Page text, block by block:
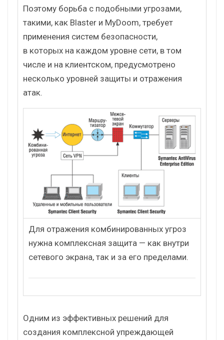
Поэтому борьба с подобными угрозами,
такими, как Blaster и MyDoom, требует
применения систем безопасности,
в которых на каждом уровне сети, в том
числе и на клиентском, предусмотрено
несколько уровней защиты и отражения
атак.
Для отражения комбинированных угроз
нужна комплексная защита — как внутри
сетевого экрана, так и за его пределами.
Одним из эффективных решений для
создания комплексной упреждающей